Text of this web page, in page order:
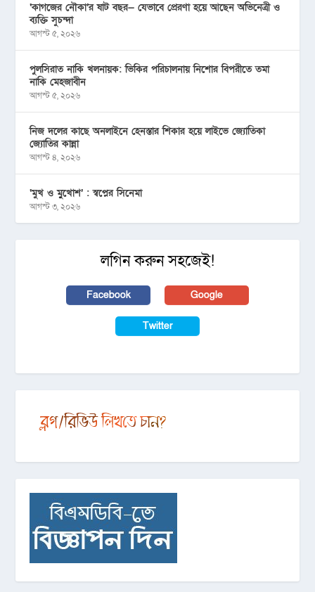
‘কাগজের নৌকা’র ষাট বছর— যেভাবে প্রেরণা হয়ে আছেন অভিনেত্রী ও
ব্যক্তি সুচন্দা
আগস্ট ৫, ২০২৬
পুলসিরাত নাকি খলনায়ক: ভিকির পরিচালনায় নিশোর বিপরীতে তমা
নাকি মেহজাবীন
আগস্ট ৫, ২০২৬
নিজ দলের কাছে অনলাইনে হেনস্তার শিকার হয়ে লাইভে জ্যোতিকা
জ্যোতির কান্না
আগস্ট ৪, ২০২৬
‘মুখ ও মু্খোশ’ : স্বপ্নের সিনেমা
আগস্ট ৩, ২০২৬
লগিন করুন সহজেই!
Facebook Google
Twitter